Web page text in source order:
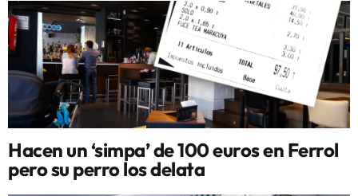
Hacen un ‘simpa’ de 100 euros en Ferrol
pero su perro los delata